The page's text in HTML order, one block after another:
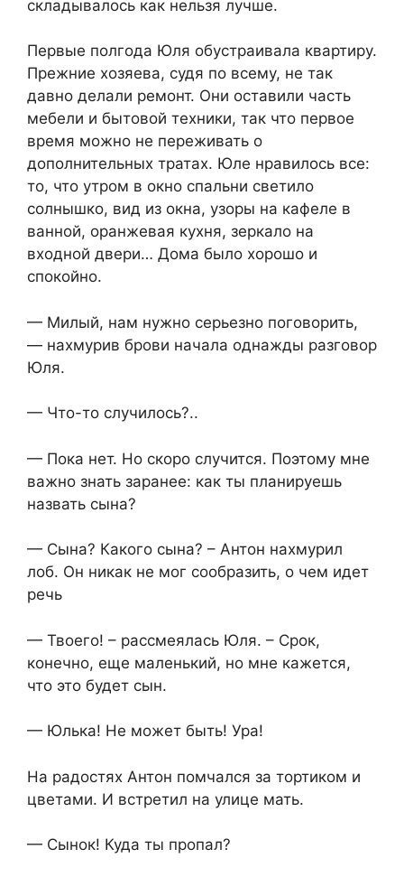
складывалось как нельзя лучше.
Первые полгода Юля обустраивала квартиру.
Прежние хозяева, судя по всему, не так
давно делали ремонт. Они оставили часть
мебели и бытовой техники, так что первое
время можно не переживать о
дополнительных тратах. Юле нравилось все:
то, что утром в окно спальни светило
солнышко, вид из окна, узоры на кафеле в
ванной, оранжевая кухня, зеркало на
входной двери… Дома было хорошо и
спокойно.
— Милый, нам нужно серьезно поговорить,
— нахмурив брови начала однажды разговор
Юля.
— Что-то случилось?..
— Пока нет. Но скоро случится. Поэтому мне
важно знать заранее: как ты планируешь
назвать сына?
— Сына? Какого сына? – Антон нахмурил
лоб. Он никак не мог сообразить, о чем идет
речь
— Твоего! – рассмеялась Юля. – Срок,
конечно, еще маленький, но мне кажется,
что это будет сын.
— Юлька! Не может быть! Ура!
На радостях Антон помчался за тортиком и
цветами. И встретил на улице мать.
— Сынок! Куда ты пропал?